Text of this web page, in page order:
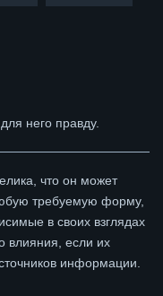
него правду.
что он может
требуемую форму,
в своих взглядах
влияния, если их
информации.